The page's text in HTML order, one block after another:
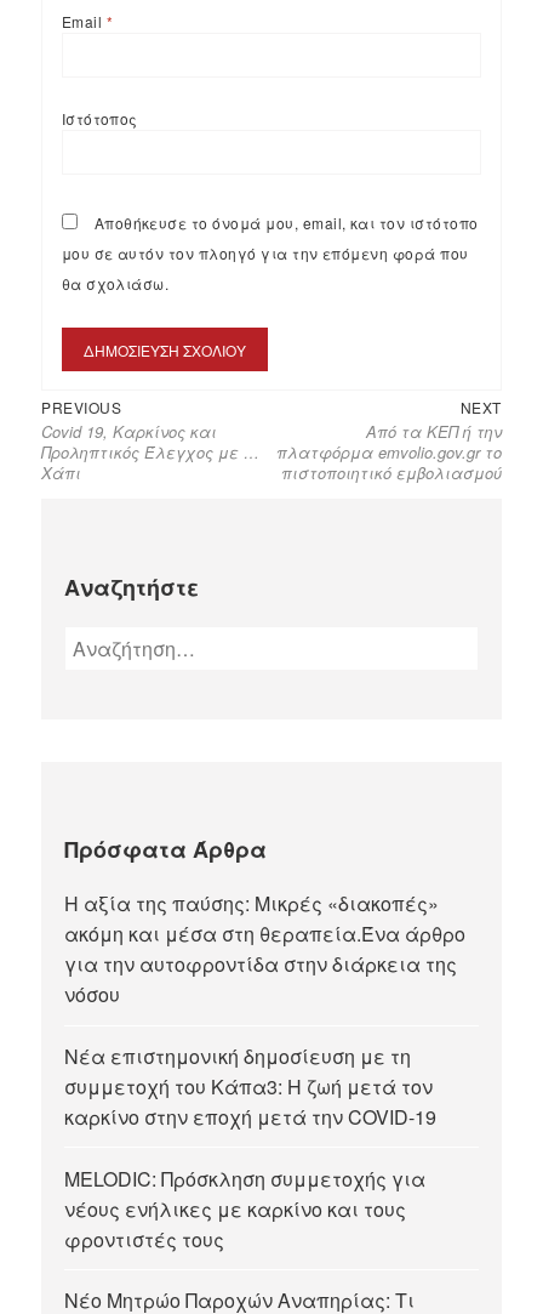
Email *
Ιστότοπος
Αποθήκευσε το όνομά μου, email, και τον ιστότοπο
μου σε αυτόν τον πλοηγό για την επόμενη φορά που
θα σχολιάσω.
PREVIOUS
Covid 19, Καρκίνος και
Προληπτικός Έλεγχος με …
Χάπι
NEXT
Από τα ΚΕΠ ή την
πλατφόρμα emvolio.gov.gr το
πιστοποιητικό εμβολιασμού
Αναζητήστε
Πρόσφατα Άρθρα
Η αξία της παύσης: Μικρές «διακοπές»
ακόμη και μέσα στη θεραπεία.Ένα άρθρο
για την αυτοφροντίδα στην διάρκεια της
νόσου
Νέα επιστημονική δημοσίευση με τη
συμμετοχή του Κάπα3: Η ζωή μετά τον
καρκίνο στην εποχή μετά την COVID-19
MELODIC: Πρόσκληση συμμετοχής για
νέους ενήλικες με καρκίνο και τους
φροντιστές τους
Νέο Μητρώο Παροχών Αναπηρίας: Τι